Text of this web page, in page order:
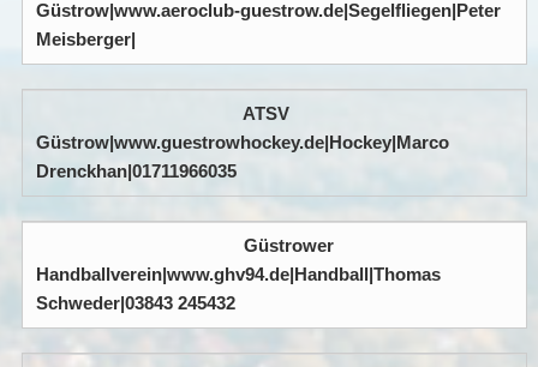
Güstrow|www.aeroclub-guestrow.de|Segelfliegen|Peter
Meisberger|
ATSV
Güstrow|www.guestrowhockey.de|Hockey|Marco
Drenckhan|01711966035
Güstrower
Handballverein|www.ghv94.de|Handball|Thomas
Schweder|03843 245432